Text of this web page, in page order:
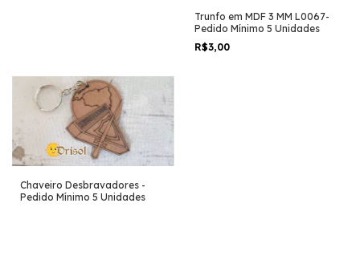
Trunfo em MDF 3 MM L0067-
Pedido Mínimo 5 Unidades
R$3,00
Chaveiro Desbravadores -
Pedido Mínimo 5 Unidades